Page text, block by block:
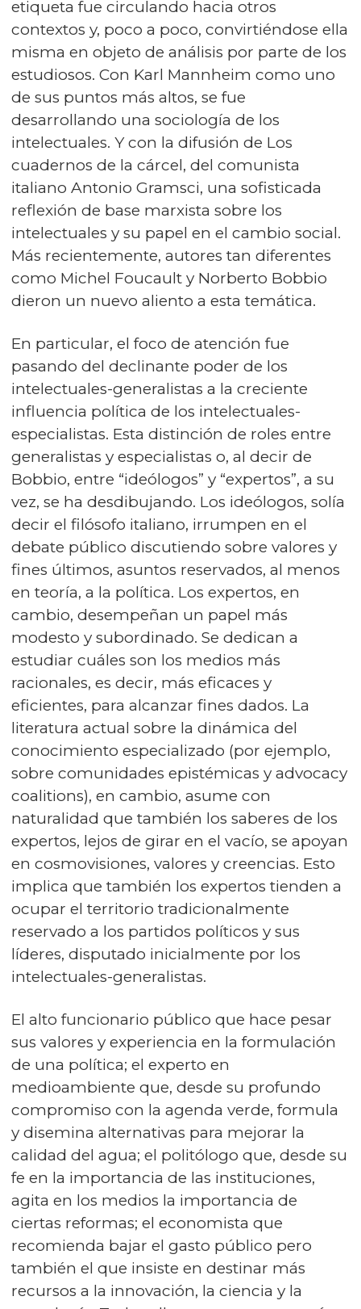
etiqueta fue circulando hacia otros
contextos y, poco a poco, convirtiéndose ella
misma en objeto de análisis por parte de los
estudiosos. Con Karl Mannheim como uno
de sus puntos más altos, se fue
desarrollando una sociología de los
intelectuales. Y con la difusión de Los
cuadernos de la cárcel, del comunista
italiano Antonio Gramsci, una sofisticada
reflexión de base marxista sobre los
intelectuales y su papel en el cambio social.
Más recientemente, autores tan diferentes
como Michel Foucault y Norberto Bobbio
dieron un nuevo aliento a esta temática.
En particular, el foco de atención fue
pasando del declinante poder de los
intelectuales-generalistas a la creciente
influencia política de los intelectuales-
especialistas. Esta distinción de roles entre
generalistas y especialistas o, al decir de
Bobbio, entre “ideólogos” y “expertos”, a su
vez, se ha desdibujando. Los ideólogos, solía
decir el filósofo italiano, irrumpen en el
debate público discutiendo sobre valores y
fines últimos, asuntos reservados, al menos
en teoría, a la política. Los expertos, en
cambio, desempeñan un papel más
modesto y subordinado. Se dedican a
estudiar cuáles son los medios más
racionales, es decir, más eficaces y
eficientes, para alcanzar fines dados. La
literatura actual sobre la dinámica del
conocimiento especializado (por ejemplo,
sobre comunidades epistémicas y advocacy
coalitions), en cambio, asume con
naturalidad que también los saberes de los
expertos, lejos de girar en el vacío, se apoyan
en cosmovisiones, valores y creencias. Esto
implica que también los expertos tienden a
ocupar el territorio tradicionalmente
reservado a los partidos políticos y sus
líderes, disputado inicialmente por los
intelectuales-generalistas.
El alto funcionario público que hace pesar
sus valores y experiencia en la formulación
de una política; el experto en
medioambiente que, desde su profundo
compromiso con la agenda verde, formula
y disemina alternativas para mejorar la
calidad del agua; el politólogo que, desde su
fe en la importancia de las instituciones,
agita en los medios la importancia de
ciertas reformas; el economista que
recomienda bajar el gasto público pero
también el que insiste en destinar más
recursos a la innovación, la ciencia y la